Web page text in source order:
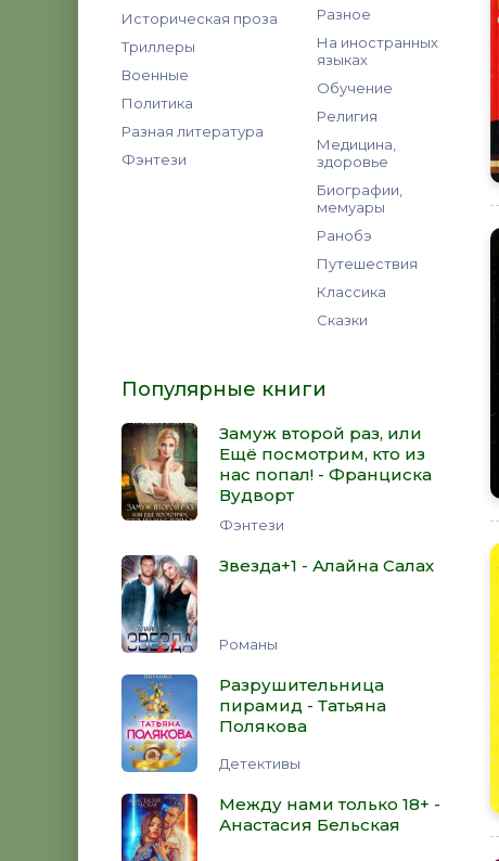
Историческая проза
Триллеры
Военные
Политика
Разная литература
Фэнтези
Разное
На иностранных
языках
Обучение
Религия
Медицина,
здоровье
Биографии,
мемуары
Ранобэ
Путешествия
Классика
Сказки
Популярные книги
Замуж второй раз, или
Ещё посмотрим, кто из
нас попал! - Франциска
Вудворт
Фэнтези
Звезда+1 - Алайна Салах
Романы
Разрушительница
пирамид - Татьяна
Полякова
Детективы
Между нами только 18+ -
Анастасия Бельская